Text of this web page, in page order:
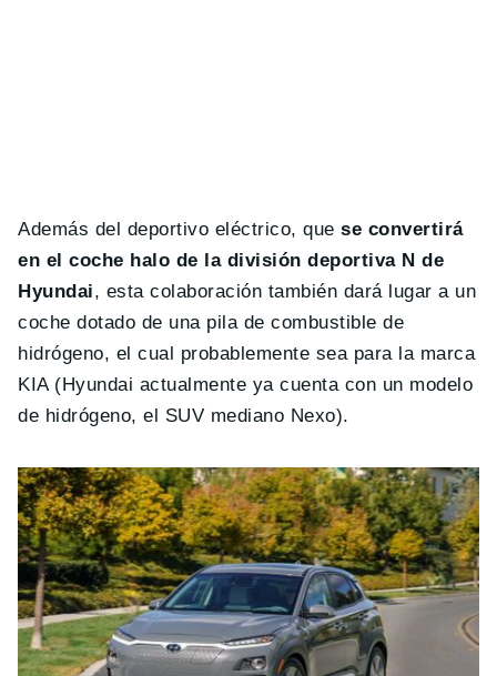
Además del deportivo eléctrico, que se convertirá
en el coche halo de la división deportiva N de
Hyundai, esta colaboración también dará lugar a un
coche dotado de una pila de combustible de
hidrógeno, el cual probablemente sea para la marca
KIA (Hyundai actualmente ya cuenta con un modelo
de hidrógeno, el SUV mediano Nexo).